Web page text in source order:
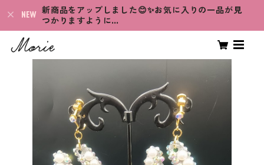
新商品をアップしました😊✨お気に入りの一品が見
つかりますように…